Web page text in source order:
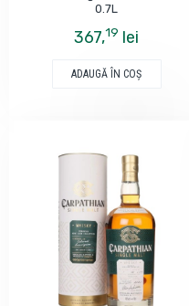
0.7L
367,19 lei
ADAUGĂ ÎN COŞ